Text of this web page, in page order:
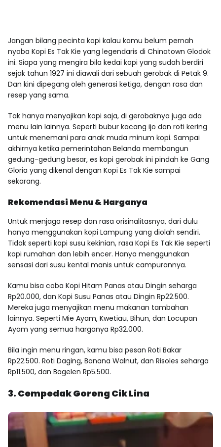
Jangan bilang pecinta kopi kalau kamu belum pernah
nyoba Kopi Es Tak Kie yang legendaris di Chinatown Glodok
ini. Siapa yang mengira bila kedai kopi yang sudah berdiri
sejak tahun 1927 ini diawali dari sebuah gerobak di Petak 9.
Dan kini dipegang oleh generasi ketiga, dengan rasa dan
resep yang sama.
Tak hanya menyajikan kopi saja, di gerobaknya juga ada
menu lain lainnya. Seperti bubur kacang ijo dan roti kering
untuk menemani para anak muda minum kopi. Sampai
akhirnya ketika pemerintahan Belanda membangun
gedung-gedung besar, es kopi gerobak ini pindah ke Gang
Gloria yang dikenal dengan Kopi Es Tak Kie sampai
sekarang.
Rekomendasi Menu & Harganya
Untuk menjaga resep dan rasa orisinalitasnya, dari dulu
hanya menggunakan kopi Lampung yang diolah sendiri.
Tidak seperti kopi susu kekinian, rasa Kopi Es Tak Kie seperti
kopi rumahan dan lebih encer. Hanya menggunakan
sensasi dari susu kental manis untuk campurannya.
Kamu bisa coba Kopi Hitam Panas atau Dingin seharga
Rp20.000, dan Kopi Susu Panas atau Dingin Rp22.500.
Mereka juga menyajikan menu makanan tambahan
lainnya. Seperti Mie Ayam, Kwetiau, Bihun, dan Locupan
Ayam yang semua harganya Rp32.000.
Bila ingin menu ringan, kamu bisa pesan Roti Bakar
Rp22.500. Roti Daging, Banana Walnut, dan Risoles seharga
Rp11.500, dan Bagelen Rp5.500.
3. Cempedak Goreng Cik Lina